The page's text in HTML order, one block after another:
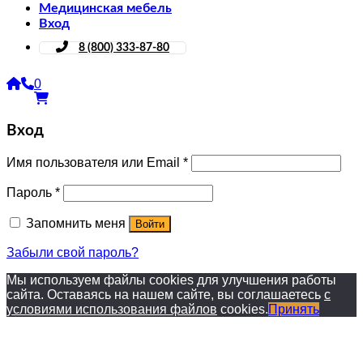
Медицинская мебель
Вход
8 (800) 333-87-80
0
Вход
Имя пользователя или Email *
Пароль *
Запомнить меня Войти
Забыли свой пароль?
Мы используем файлы cookies для улучшения работы
сайта. Оставаясь на нашем сайте, вы соглашаетесь с
условиями использования файлов cookies.Принять